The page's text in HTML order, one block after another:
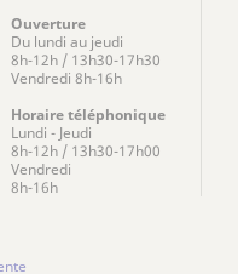
Ouverture
Du lundi au jeudi
8h-12h / 13h30-17h30
Vendredi 8h-16h
Horaire téléphonique
Lundi - Jeudi
8h-12h / 13h30-17h00
Vendredi
8h-16h